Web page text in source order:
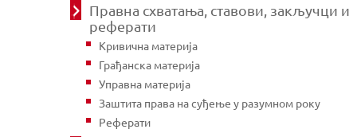
Правна схватања, ставови, закључци и
реферати
Кривична материја
Грађанска материја
Управна материја
Заштита права на суђење у разумном року
Реферати